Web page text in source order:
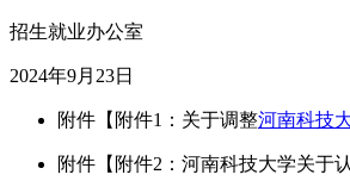
招生就业办公室
2024年9月23日
附件【附件1：关于调整河南科技
附件【附件2：河南科技大学关于